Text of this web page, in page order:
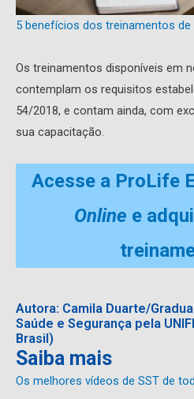
5 benefícios dos treinamentos de
Os treinamentos disponíveis em
contemplam os requisitos
54/2018, e contam ainda, com
sua capacitação.
Acesse a ProLife
Online e
Autora: Camila Duarte/
Saúde e Segurança pela
Brasil)
Saiba mais
Os melhores vídeos de SST de